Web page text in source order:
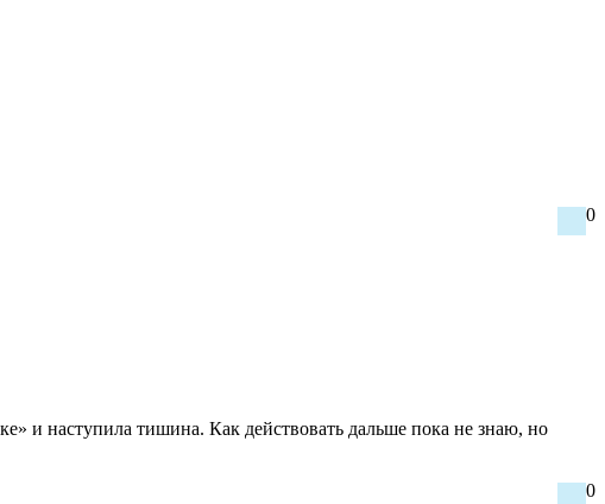
0
и наступила тишина. Как действовать дальше пока не знаю, но
0